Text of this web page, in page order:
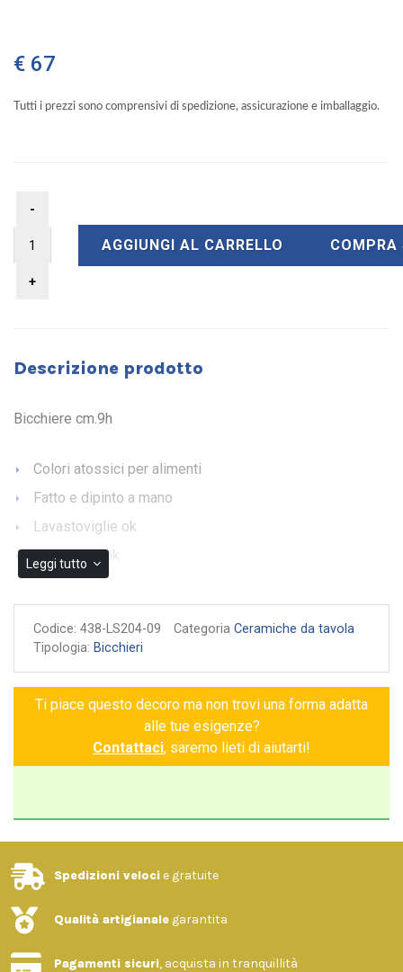
€ 67
Tutti i prezzi sono comprensivi di spedizione, assicurazione e imballaggio.
AGGIUNGI AL CARRELLO COMPRA
Descrizione prodotto
Bicchiere cm.9h
Colori atossici per alimenti
Fatto e dipinto a mano
Lavastoviglie ok
Microonde ok
Garanzia di autenticità
Leggi tutto
Codice: 438-LS204-09 Categoria Ceramiche da tavola
Tipologia: Bicchieri
Ti piace questo decoro ma non trovi una forma adatta
alle tue esigenze?
Contattaci, saremo lieti di aiutarti!
Spedizioni veloci e gratuite
Qualità artigianale garantita
Pagamenti sicuri, acquista in tranquillità